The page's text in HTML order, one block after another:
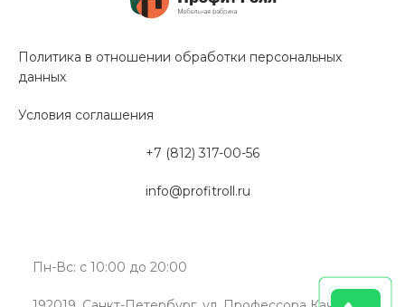
Политика в отношении обработки персональных
данных
Условия соглашения
+7 (812) 317-00-56
info@profitroll.ru
Пн-Вс: с 10:00 до 20:00